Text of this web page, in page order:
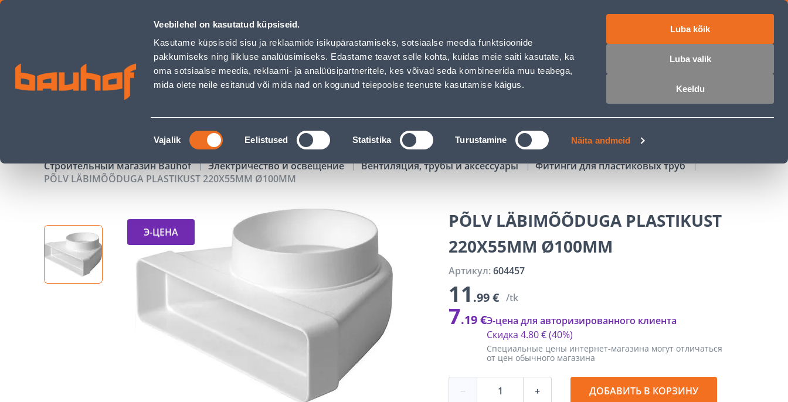
Veebilehel on kasutatud küpsiseid.
Kasutame küpsiseid sisu ja reklaamide isikupärastamiseks, sotsiaalse meedia funktsioonide
pakkumiseks ning liikluse analüüsimiseks. Edastame teavet selle kohta, kuidas meie saiti kasutate, ka
oma sotsiaalse meedia, reklaami- ja analüüsipartneritele, kes võivad seda kombineerida muu teabega,
mida olete neile esitanud või mida nad on kogunud teiepoolse teenuste kasutamise käigus.
Nõusoleku
valik
Vajalik Eelistused Statistika Turustamine Näita andmeid
Luba kõik
Luba valik
Keeldu
PÕLV LÄBIMÕÕDUGA PLASTIKUST 220X55MM Ø100MM - Bauhof has loaded
Обслуживание бизнес-клиентов Обслуживание частных клиентов Услуги Предложения о работе
ПОИСК
АКЦИИ КАТАЛОГИ АРЕНДА ИНСТРУМЕНТОВ РАССРОЧКА
Строительный магазин Bauhof Электричество и освещение Вентиляция, трубы и аксессуары
Фитинги для пластиковых труб
PÕLV LÄBIMÕÕDUGA PLASTIKUST 220X55MM Ø100MM
Э-ЦЕНА
PÕLV LÄBIMÕÕDUGA PLASTIKUST
220X55MM Ø100MM
Артикул:604457
11 .99 € /tk
7.19 €
Специальные цены интернет-магазина могут отличаться
от цен обычного магазина
Скидка 4.80 €(40%)
Э-цена для авторизированного клиента
− + ДОБАВИТЬ В КОРЗИНУ